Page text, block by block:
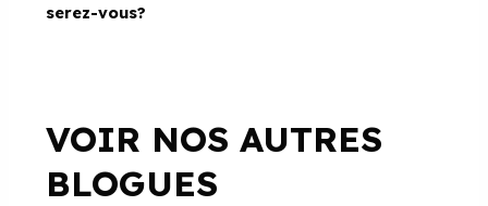
serez-vous?
VOIR NOS AUTRES
BLOGUES